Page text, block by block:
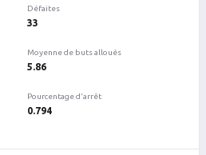
Défaites
33
Moyenne de buts alloués
5.86
Pourcentage d'arrêt
0.794